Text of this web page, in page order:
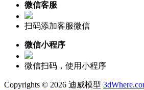
微信客服
扫码添加客服微信
微信小程序
微信扫码，使用小程序
Copyrights © 2026 迪威模型